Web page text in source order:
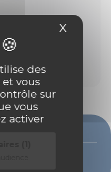
des
vous
sur
vous
activer
X
?
visite